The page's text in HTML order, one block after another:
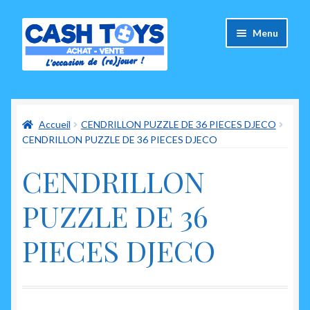
Aller
à
Aller
au
contenu
Menu
Carte Cadeau
le
Accueil
CENDRILLON PUZZLE DE 36 PIECES DJECO
CENDRILLON PUZZLE DE 36 PIECES DJECO
CENDRILLON
PUZZLE DE 36
PIECES DJECO